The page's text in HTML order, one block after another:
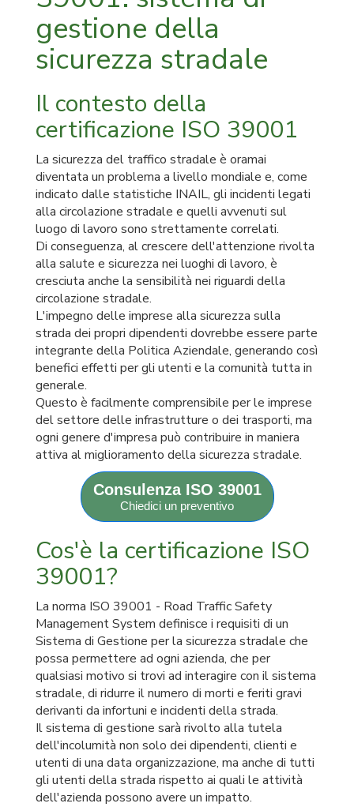
gestione della
sicurezza stradale
Il contesto della
certificazione ISO 39001
La sicurezza del traffico stradale è oramai
diventata un problema a livello mondiale e, come
indicato dalle statistiche INAIL, gli incidenti legati
alla circolazione stradale e quelli avvenuti sul
luogo di lavoro sono strettamente correlati.
Di conseguenza, al crescere dell'attenzione rivolta
alla salute e sicurezza nei luoghi di lavoro, è
cresciuta anche la sensibilità nei riguardi della
circolazione stradale.
L'impegno delle imprese alla sicurezza sulla
strada dei propri dipendenti dovrebbe essere parte
integrante della Politica Aziendale, generando così
benefici effetti per gli utenti e la comunità tutta in
generale.
Questo è facilmente comprensibile per le imprese
del settore delle infrastrutture o dei trasporti, ma
ogni genere d'impresa può contribuire in maniera
attiva al miglioramento della sicurezza stradale.
Consulenza ISO 39001
Chiedici un preventivo
Cos'è la certificazione ISO
39001?
La norma ISO 39001 - Road Traffic Safety
Management System definisce i requisiti di un
Sistema di Gestione per la sicurezza stradale che
possa permettere ad ogni azienda, che per
qualsiasi motivo si trovi ad interagire con il sistema
stradale, di ridurre il numero di morti e feriti gravi
derivanti da infortuni e incidenti della strada.
Il sistema di gestione sarà rivolto alla tutela
dell'incolumità non solo dei dipendenti, clienti e
utenti di una data organizzazione, ma anche di tutti
gli utenti della strada rispetto ai quali le attività
dell'azienda possono avere un impatto.